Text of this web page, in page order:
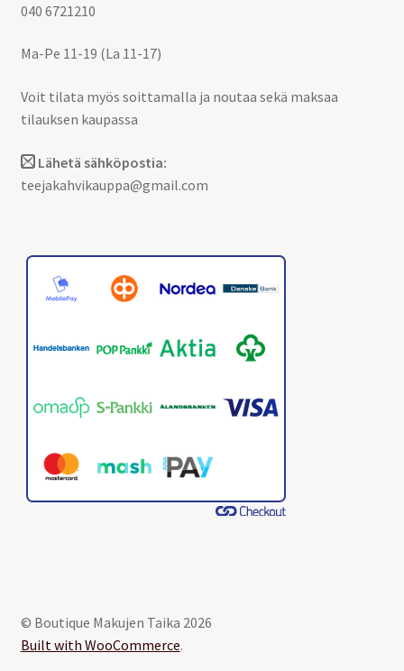
040 6721210
Ma-Pe 11-19 (La 11-17)
Voit tilata myös soittamalla ja noutaa sekä maksaa
tilauksen kaupassa
Lähetä sähköpostia:
teejakahvikauppa@gmail.com
© Boutique Makujen Taika 2026
Built with WooCommerce.